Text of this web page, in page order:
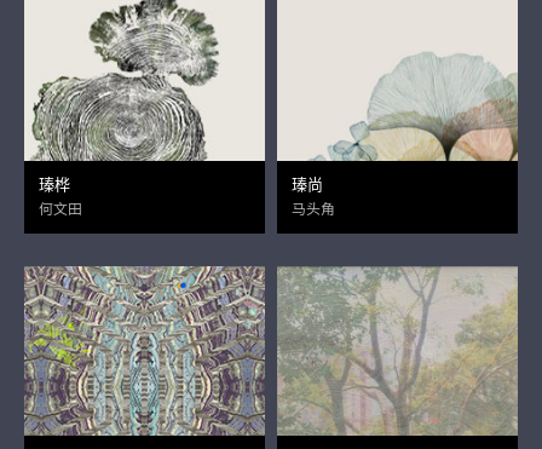
瑧桦
何文田
瑧尚
马头角